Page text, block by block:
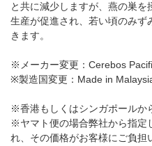
と共に減少しますが、燕の巣
生産が促進され、若い頃のみ
きます。
※メーカー変更：Cerebos
※製造国変更：Made in
※香港もしくはシンガポールか
※ヤマト便の場合弊社から指定
れ、その価格がお客様にご負担